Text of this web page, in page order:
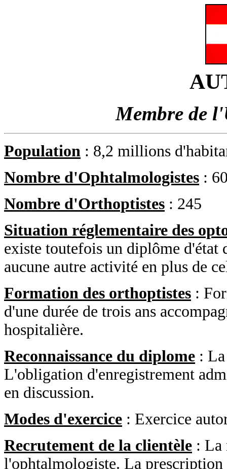
Membre de
Population : 8,2 millions
Nombre d'Ophtalmologistes :
Nombre d'Orthoptistes : 245
Situation réglementaire des
existe toutefois un diplôme
aucune autre activité en plus de
Formation des orthoptistes :
d'une durée de trois ans
hospitalière.
Reconnaissance du diplome :
L'obligation d'enregistrement
en discussion.
Modes d'exercice : Exercice
Recrutement de la clientèle : La
l'ophtalmologiste. La prescription